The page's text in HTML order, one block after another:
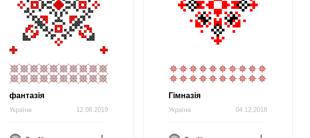
фантазія
12.08.2019
Україна
Гімназія
04.12.2018
Україна